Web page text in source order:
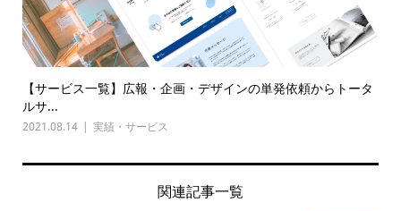
【サービス一覧】広報・企画・デザインの単発依頼からトータ
ルサ...
2021.08.14 実績・サービス
関連記事一覧